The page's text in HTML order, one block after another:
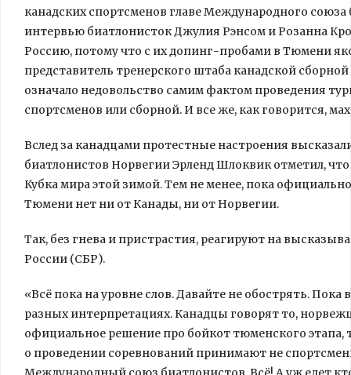
канадских спортсменов главе Международного союза
интервью биатлонисток Джулия Рэнсом и Розанна
Россию, потому что с их допинг-пробами в Тюмени
представитель тренерского штаба канадской
означало недовольство самим фактом проведения
спортсменов или сборной. И все же, как говорится,
Вслед за канадцами протестные настроения
биатлонистов Норвегии Эрленд Шлоквик отметил,
Кубка мира этой зимой. Тем не менее, пока
Тюмени нет ни от Канады, ни от Норвегии.
Так, без гнева и пристрастия, реагируют на
России (СБР).
«Всё пока на уровне слов. Давайте не обострять.
разных интерпретациях. Канадцы говорят то,
официальное решение про бойкот тюменского этапа,
о проведении соревнований принимают не